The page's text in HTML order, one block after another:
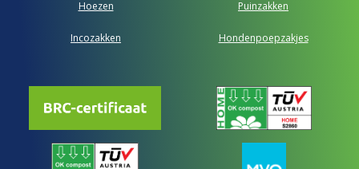
Hoezen Puinzakken
Incozakken Hondenpoepzakjes